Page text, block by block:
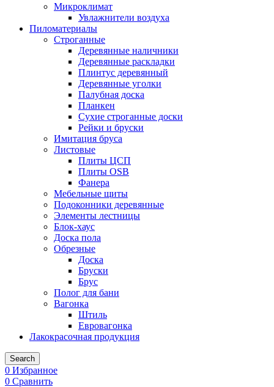
Микроклимат
Увлажнители воздуха
Пиломатериалы
Строганные
Деревянные наличники
Деревянные раскладки
Плинтус деревянный
Деревянные уголки
Палубная доска
Планкен
Сухие строганные доски
Рейки и бруски
Имитация бруса
Листовые
Плиты ЦСП
Плиты OSB
Фанера
Мебельные щиты
Подоконники деревянные
Элементы лестницы
Блок-хаус
Доска пола
Обрезные
Доска
Бруски
Брус
Полог для бани
Вагонка
Штиль
Евровагонка
Лакокрасочная продукция
Search
0 Избранное
0 Сравнить